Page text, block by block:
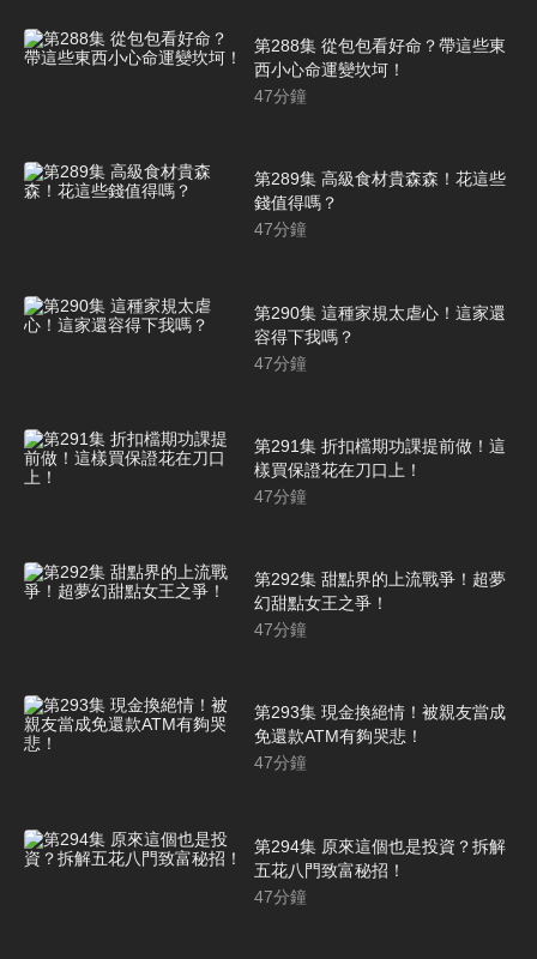
第288集 從包包看好命？帶這些東
西小心命運變坎坷！
47分鐘
第289集 高級食材貴森森！花這些
錢值得嗎？
47分鐘
第290集 這種家規太虐心！這家還
容得下我嗎？
47分鐘
第291集 折扣檔期功課提前做！這
樣買保證花在刀口上！
47分鐘
第292集 甜點界的上流戰爭！超夢
幻甜點女王之爭！
47分鐘
第293集 現金換絕情！被親友當成
免還款ATM有夠哭悲！
47分鐘
第294集 原來這個也是投資？拆解
五花八門致富秘招！
47分鐘